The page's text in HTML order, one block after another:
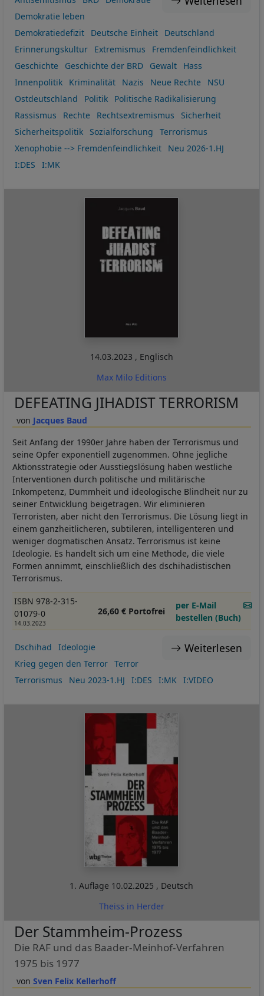
Demokratie leben
Demokratiedefizit
Deutsche Einheit
Deutschland
Erinnerungskultur
Extremismus
Fremdenfeindlichkeit
Geschichte
Geschichte der BRD Gewalt
Hass
Innenpolitik
Kriminalität Nazis Neue Rechte
NSU
Ostdeutschland
Politik
Politische Radikalisierung
Rassismus
Rechte Rechtsextremismus
Sicherheit
Sicherheitspolitik
Sozialforschung
Terrorismus
Xenophobie --> Fremdenfeindlichkeit
Neu 2026-1.HJ
I:DES
I:MK
14.03.2023 , Englisch
Max Milo Editions
Jacques Baud
DEFEATING JIHADIST TERRORISM
Seit Anfang der 1990er Jahre haben der Terrorismus und
seine Opfer exponentiell zugenommen. Ohne jegliche
Aktionsstrategie oder Ausstiegslösung haben westliche
Interventionen durch politische und militärische
Inkompetenz, Dummheit und ideologische Blindheit nur zu
seiner Entwicklung beigetragen. Wir eliminieren
Terroristen, aber nicht den Terrorismus. Die Lösung liegt in
einem ganzheitlicheren, subtileren, intelligenteren und
weniger dogmatischen Ansatz. Terrorismus ist keine
Ideologie. Es handelt sich um eine Methode, die viele
Formen annimmt, einschließlich des dschihadistischen
Terrorismus.
ISBN 978-2-315-
01079-0
14.03.2023
26,60 € Portofrei
per E-Mail
bestellen (Buch)
Weiterlesen
Dschihad
Ideologie
Krieg gegen den Terror
Terror
Terrorismus
Neu 2023-1.HJ I:DES I:MK I:VIDEO
1. Auflage 10.02.2025 , Deutsch
Theiss in Herder
Sven Felix Kellerhoff
Der Stammheim-Prozess
Die RAF und das Baader-Meinhof-Verfahren
1975 bis 1977